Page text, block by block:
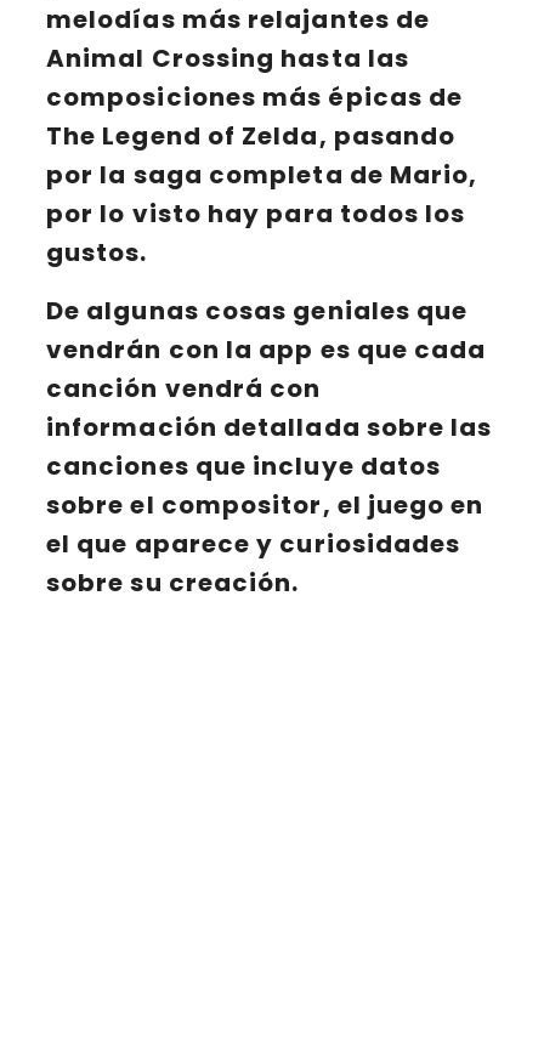
melodías más relajantes de
Animal Crossing hasta las
composiciones más épicas de
The Legend of Zelda, pasando
por la saga completa de Mario,
por lo visto hay para todos los
gustos.
De algunas cosas geniales que
vendrán con la app es que cada
canción vendrá con
información detallada sobre las
canciones que incluye datos
sobre el compositor, el juego en
el que aparece y curiosidades
sobre su creación.